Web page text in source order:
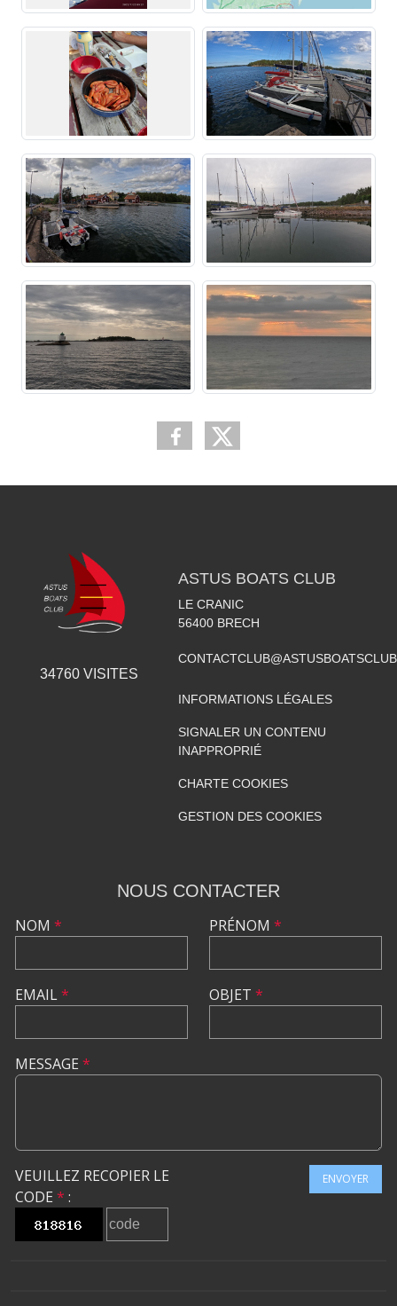
34760VISITES
ASTUS BOATS CLUB
LE CRANIC
56400 BRECH
INFORMATIONS LÉGALES
SIGNALER UN CONTENU
INAPPROPRIÉ
CHARTE COOKIES
GESTION DES COOKIES
NOUS CONTACTER
NOM *
EMAIL*
PRÉNOM *
OBJET *
MESSAGE *
VEUILLEZ RECOPIER LE
CODE * :
ENVOYER